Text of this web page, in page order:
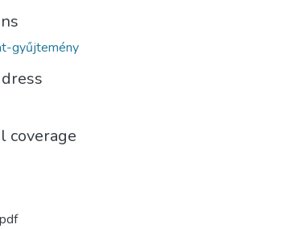
gyűjtemény
coverage